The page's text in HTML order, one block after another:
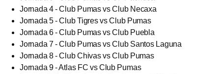
Jornada 4 - Club Pumas vs Club Necaxa
Jornada 5 - Club Tigres vs Club Pumas
Jornada 6 - Club Pumas vs Club Puebla
Jornada 7 - Club Pumas vs Club Santos Laguna
Jornada 8 - Club Chivas vs Club Pumas
Jornada 9 - Atlas FC vs Club Pumas